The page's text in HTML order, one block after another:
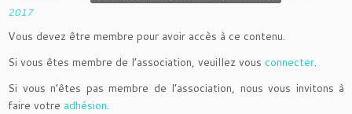
2017
Vous devez être membre pour avoir accès à ce contenu.
Si vous êtes membre de l’association, veuillez vous connecter.
Si vous n’êtes pas membre de l’association, nous vous invitons à
faire votre adhésion.